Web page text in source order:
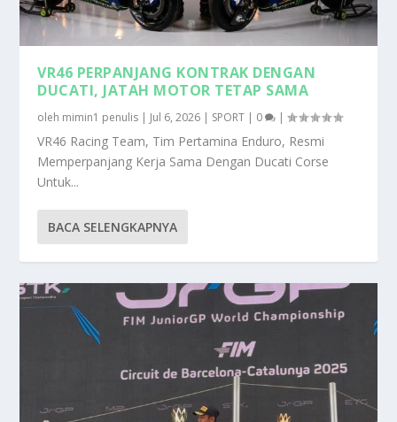
VR46 PERPANJANG KONTRAK DENGAN
DUCATI, JATAH MOTOR TETAP SAMA
oleh mimin1 penulis | Jul 6, 2026 | SPORT | 0 |
VR46 Racing Team, Tim Pertamina Enduro, Resmi
Memperpanjang Kerja Sama Dengan Ducati Corse
Untuk...
BACA SELENGKAPNYA